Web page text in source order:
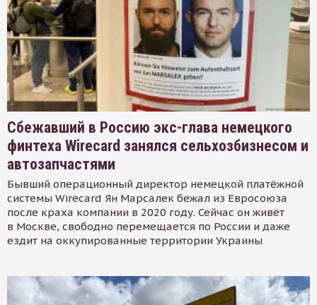
Сбежавший в Россию экс-глава немецкого
финтеха Wirecard занялся сельхозбизнесом и
автозапчастями
Бывший операционный директор немецкой платёжной
системы Wirecard Ян Марсалек бежал из Евросоюза
после краха компании в 2020 году. Сейчас он живёт
в Москве, свободно перемещается по России и даже
ездит на оккупированные территории Украины